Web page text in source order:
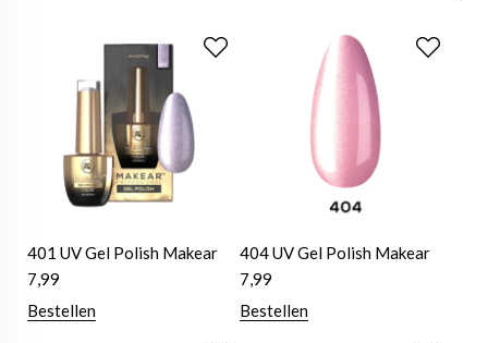
401 UV Gel Polish Makear
7,99
Bestellen
404 UV Gel Polish Makear
7,99
Bestellen